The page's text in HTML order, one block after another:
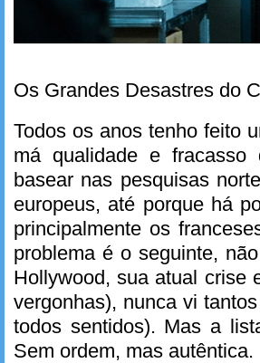
Os Grandes Desastres do
Todos os anos tenho feito
má qualidade e
basear nas pesquisas
europeus, até porque há
principalmente os
problema é o seguinte,
Hollywood, sua atual crise
vergonhas), nunca vi
todos sentidos). Mas a
Sem ordem, mas autêntica.